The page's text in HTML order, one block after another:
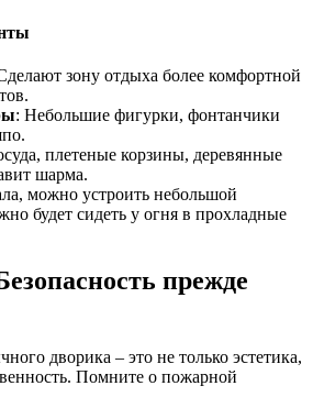
зону отдыха более комфортной
: Небольшие фигурки, фонтанчики
плетеные корзины, деревянные
шарма.
можно устроить небольшой
будет сидеть у огня в прохладные
прежде
дворика – это не только эстетика,
Помните о пожарной